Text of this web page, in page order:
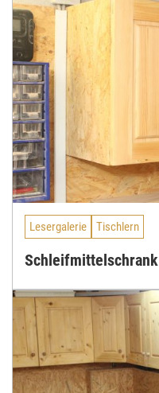
Lesergalerie Tischlern
Schleifmittelschrank